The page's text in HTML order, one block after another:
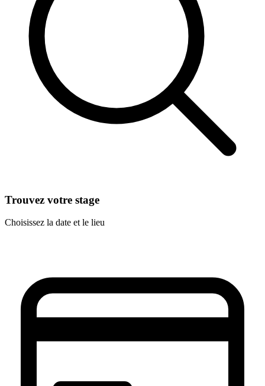
Trouvez votre stage
Choisissez la date et le lieu